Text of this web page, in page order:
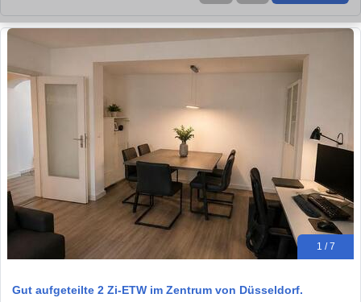
1 / 7
Gut aufgeteilte 2 Zi-ETW im Zentrum von Düsseldorf.